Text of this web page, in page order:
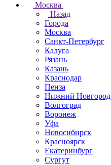
Москва
Назад
Города
Москва
Санкт-Петербург
Калуга
Рязань
Казань
Краснодар
Пенза
Нижний Новгород
Волгоград
Воронеж
Уфа
Новосибирск
Красноярск
Екатеринбург
Сургут